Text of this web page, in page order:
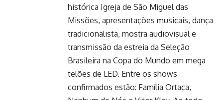
histórica Igreja de São Miguel das
Missões, apresentações musicais, dança
tradicionalista, mostra audiovisual e
transmissão da estreia da Seleção
Brasileira na Copa do Mundo em mega
telões de LED. Entre os shows
confirmados estão: Família Ortaça,